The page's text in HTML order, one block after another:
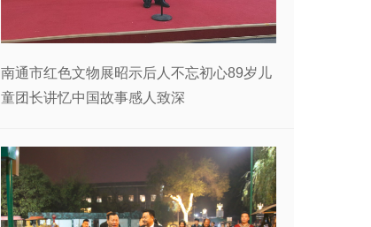
南通市红色文物展昭示后人不忘初心89岁儿
童团长讲忆中国故事感人致深